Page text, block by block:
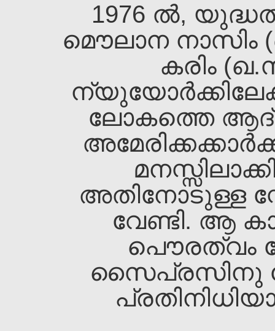
1976 ല്‍,
മൌലാന
കരിം
ലോകത്തെ
അതിനോടുള്ള
വേണ്ടി. ആ
പൌരത്വം
സൈപ്രസിനു